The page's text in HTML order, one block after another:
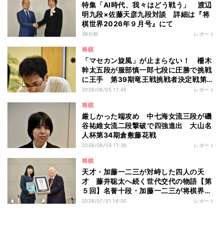
特集「AI時代、我々はどう戦う」 渡辺
明九段×佐藤天彦九段対談 詳細は『将
棋世界2026年９月号』にて
39分前 レポート
将棋
「マセカン旋風」が止まらない！ 柵木
幹太五段が服部慎一郎七段に圧勝で挑戦
に王手 第39期竜王戦挑戦者決定戦第１
局
2026/08/05 11:45 レポート
将棋
厳しかった端攻め 中七海女流三段が磯
谷祐維女流二段撃破で四強進出 大山名
人杯第34期倉敷藤花戦
2026/08/04 11:30 レポート
将棋
天才・加藤一二三が対峙した四人の天
才 藤井聡太へ続く世代交代の物語【第
５回】名誉十段・加藤一二三が将棋界に
残したもの
2026/07/31 16:00 レポート